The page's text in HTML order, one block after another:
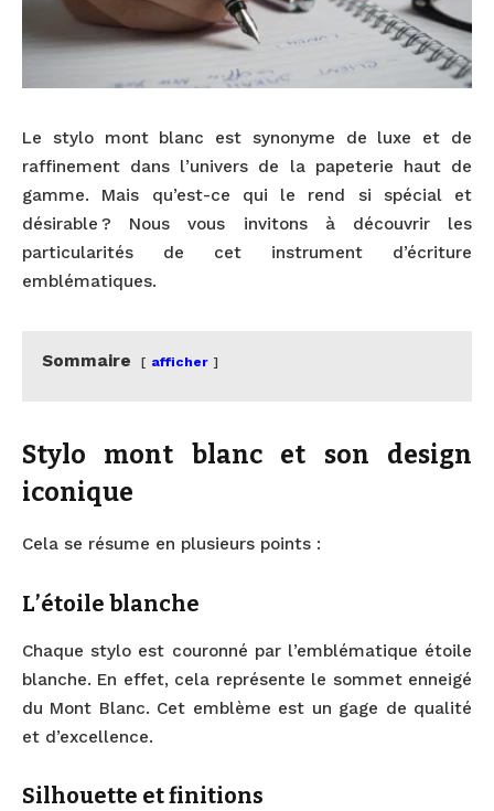
Le stylo mont blanc est synonyme de luxe et de
raffinement dans l’univers de la papeterie haut de
gamme. Mais qu’est-ce qui le rend si spécial et
désirable ? Nous vous invitons à découvrir les
particularités de cet instrument d’écriture
emblématiques.
Sommaire afficher
Stylo mont blanc et son design
iconique
Cela se résume en plusieurs points :
L’étoile blanche
Chaque stylo est couronné par l’emblématique étoile
blanche. En effet, cela représente le sommet enneigé
du Mont Blanc. Cet emblème est un gage de qualité
et d’excellence.
Silhouette et finitions